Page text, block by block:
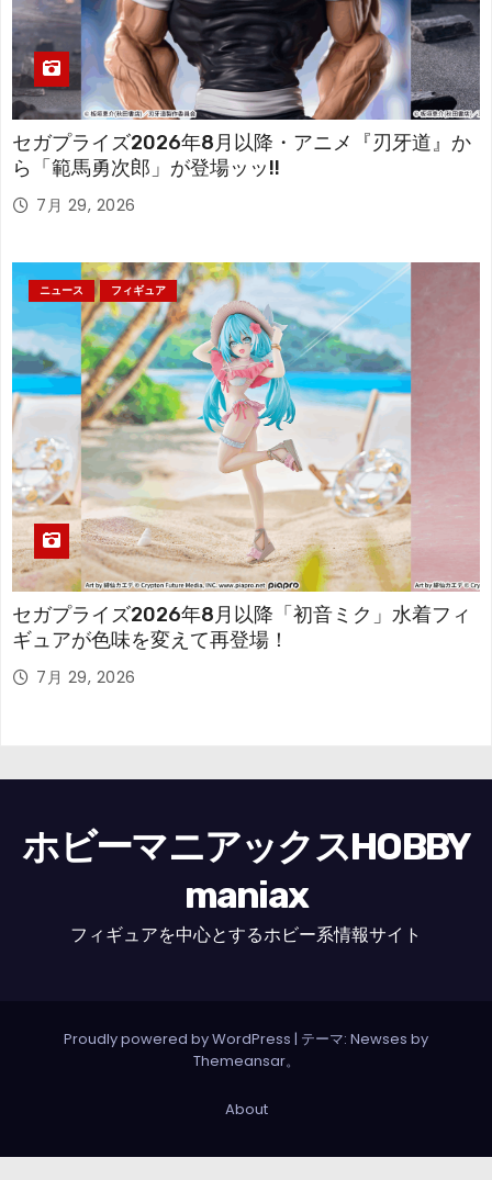
セガプライズ2026年8月以降・アニメ『刃牙道』か
ら「範馬勇次郎」が登場ッッ!!
7月 29, 2026
ニュース フィギュア
セガプライズ2026年8月以降「初音ミク」水着フィ
ギュアが色味を変えて再登場！
7月 29, 2026
ホビーマニアックスHOBBY
maniax
フィギュアを中心とするホビー系情報サイト
Proudly powered by WordPress | テーマ: Newses by
Themeansar。
About